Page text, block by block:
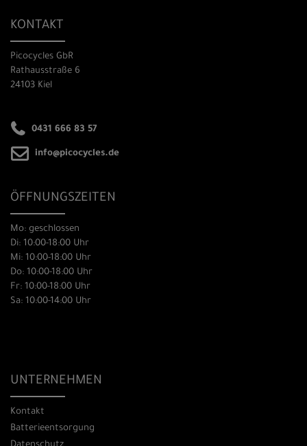
KONTAKT
Picocycles GbR
Rathausstraße 6
24103 Kiel
0431 666 83 57
info@picocycles.de
ÖFFNUNGSZEITEN
Mo: geschlossen
Di: 10:00-18:00 Uhr
Mi: 10:00-18:00 Uhr
Do: 10:00-18:00 Uhr
Fr: 10:00-18:00 Uhr
Sa: 10:00-14:00 Uhr
UNTERNEHMEN
Kontakt
Batterieentsorgung